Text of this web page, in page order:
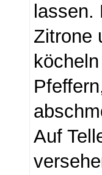
Zitrone
Auf